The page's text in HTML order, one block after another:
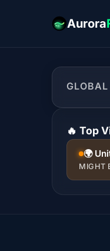
Aurora
🔥 Top
🌍
MIGHT